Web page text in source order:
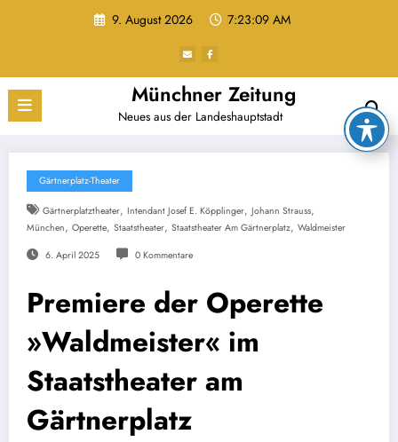
9. August 2026 7:23:10 AM
Münchner Zeitung
Neues aus der Landeshauptstadt
Gärtnerplatz-Theater
Gärtnerplatztheater, Intendant Josef E. Köpplinger, Johann Strauss,
München, Operette, Staatstheater, Staatstheater Am Gärtnerplatz, Waldmeister
6. April 2025 0 Kommentare
Premiere der Operette
»Waldmeister« im
Staatstheater am
Gärtnerplatz